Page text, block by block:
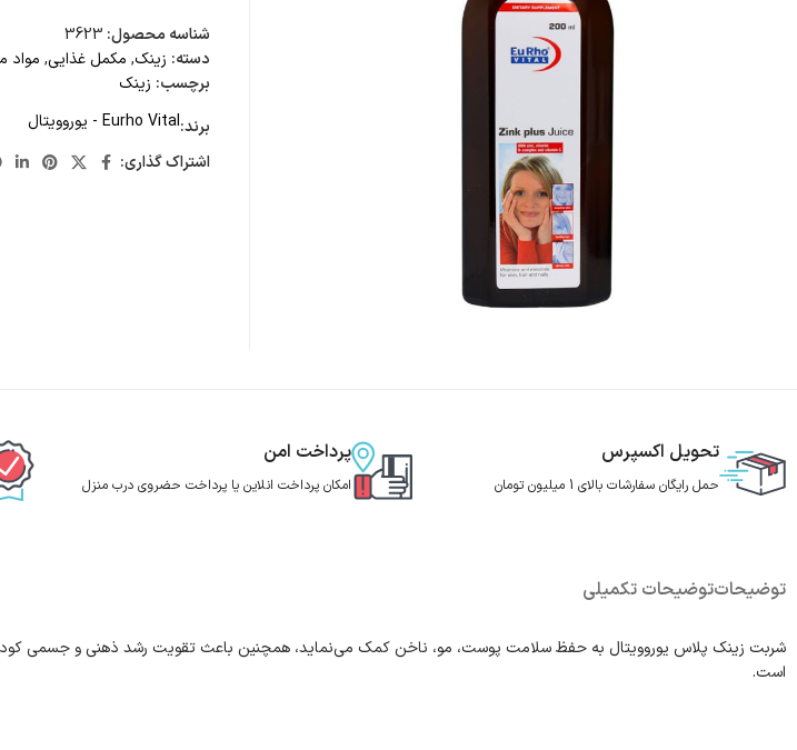
شناسه محصول: 3623
دسته: زینک, مکمل غذایی, مواد
برچسب: زینک
برند:Eurho Vital - یوروویتال
اشتراک گذاری:
تحویل اکسپرس
حمل رایگان سفارشات بالای 1 میلیون تومان
پرداخت امن
امکان پرداخت انلاین یا پرداخت حضروی درب منزل
توضیحاتتوضیحات تکمیلی
شربت زینک پلاس یوروویتال به حفظ سلامت پوست، مو، ناخن کمک می‌نماید، همچنین باعث تقویت رشد ذهنی و جسمی
است.